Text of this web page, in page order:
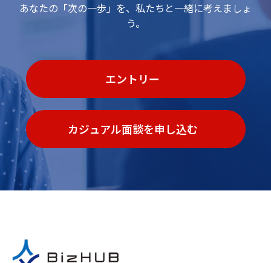
あなたの「次の一歩」を、私たちと一緒に考えましょ
う。
エントリー
カジュアル面談を申し込む